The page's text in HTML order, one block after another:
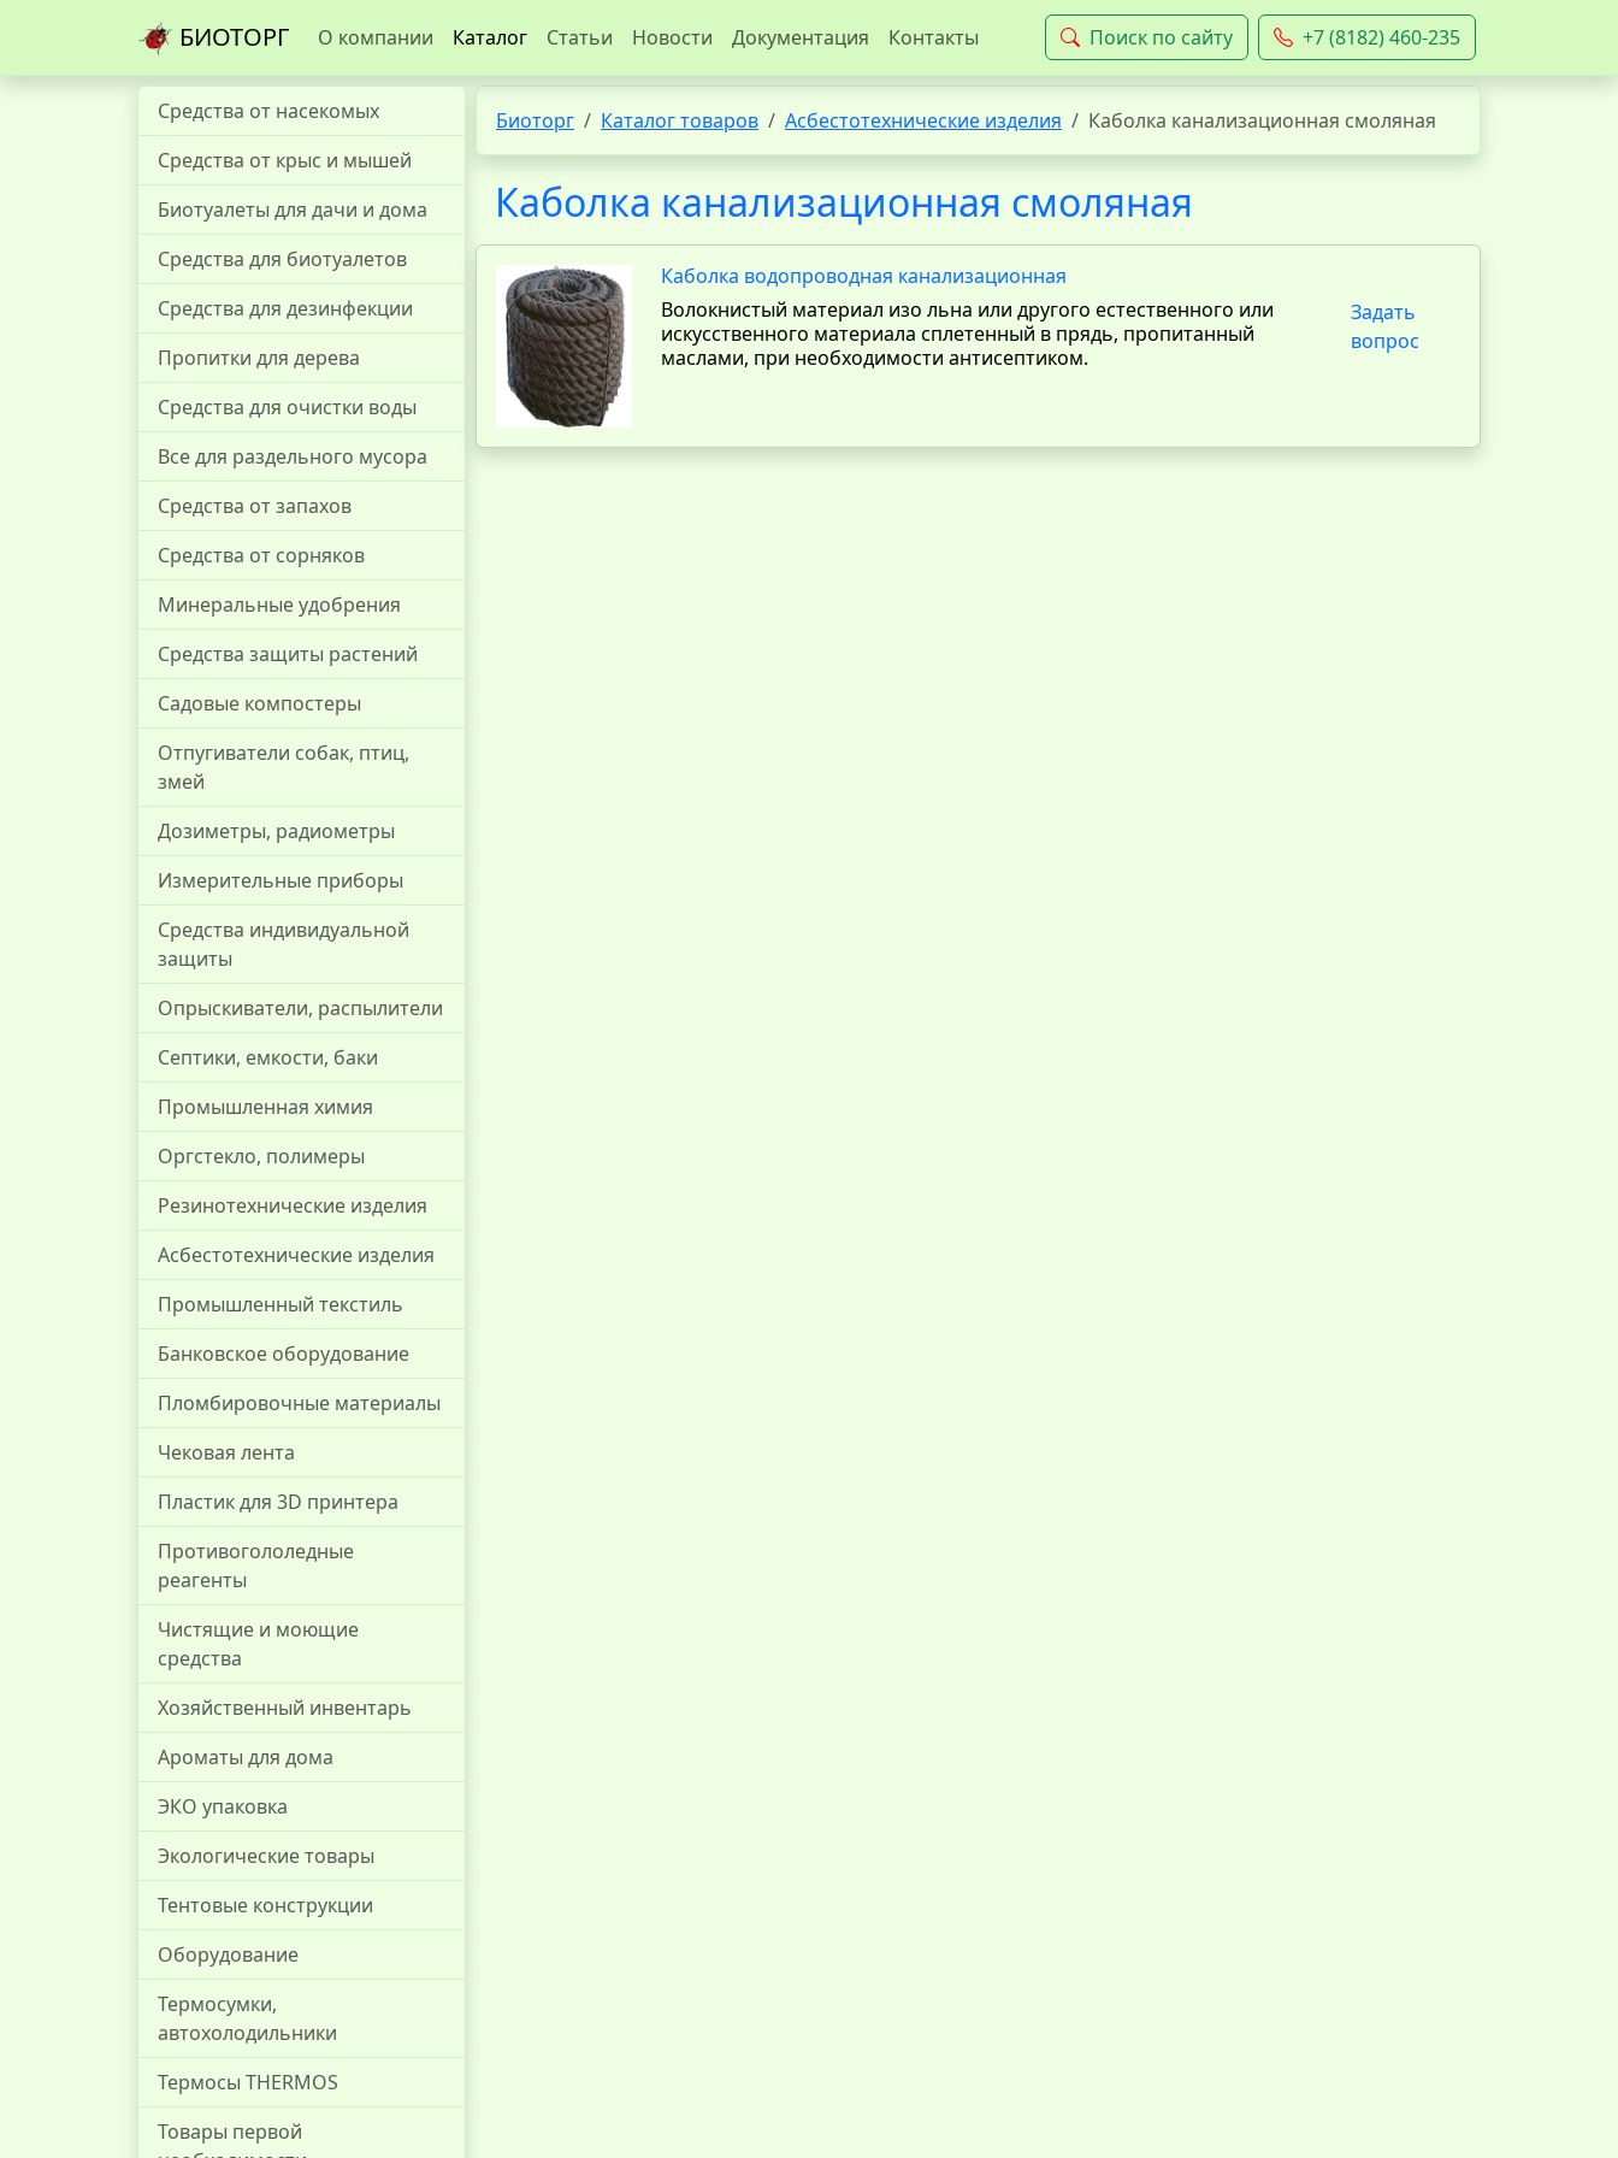
БИОТОРГ О компании Каталог Статьи Новости Документация Контакты Поиск по сайту +7 (8182) 460-235
Средства от насекомых
Средства от крыс и мышей
Биотуалеты для дачи и дома
Средства для биотуалетов
Средства для дезинфекции
Пропитки для дерева
Средства для очистки воды
Все для раздельного мусора
Средства от запахов
Средства от сорняков
Минеральные удобрения
Средства защиты растений
Садовые компостеры
Отпугиватели собак, птиц,
змей
Дозиметры, радиометры
Измерительные приборы
Средства индивидуальной
защиты
Опрыскиватели, распылители
Септики, емкости, баки
Промышленная химия
Оргстекло, полимеры
Резинотехнические изделия
Асбестотехнические изделия
Промышленный текстиль
Банковское оборудование
Пломбировочные материалы
Чековая лента
Пластик для 3D принтера
Противогололедные
реагенты
Чистящие и моющие
средства
Хозяйственный инвентарь
Ароматы для дома
ЭКО упаковка
Экологические товары
Тентовые конструкции
Оборудование
Термосумки,
автохолодильники
Термосы THERMOS
Товары первой
Биоторг Каталог товаров Асбестотехнические изделия Каболка канализационная смоляная
Каболка канализационная смоляная
Каболка водопроводная канализационная
Волокнистый материал изо льна или другого естественного или
искусственного материала сплетенный в прядь, пропитанный
маслами, при необходимости антисептиком.
Задать
вопрос